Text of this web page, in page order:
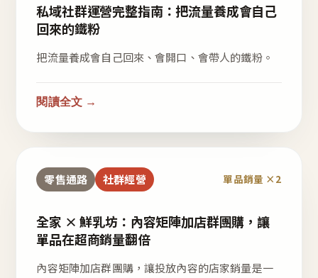
私域社群運營完整指南：把流量養成會自己
回來的鐵粉
把流量養成會自己回來、會開口、會帶人的鐵粉。
閱讀全文 →
零售通路 社群經營 單品銷量 ×2
全家 × 鮮乳坊：內容矩陣加店群團購，讓
單品在超商銷量翻倍
內容矩陣加店群團購，讓投放內容的店家銷量是一